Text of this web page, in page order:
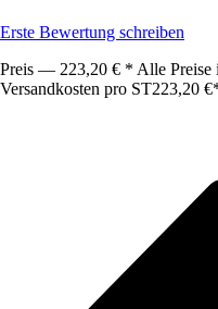
Erste Bewertung schreiben
Preis — 223,20 € * Alle
Versandkosten pro ST223,20 €